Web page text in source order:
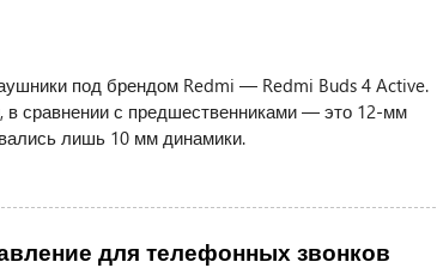
под брендом Redmi — Redmi Buds 4 Active.
сравнении с предшественниками — это 12-мм
лишь 10 мм динамики.
для телефонных звонков